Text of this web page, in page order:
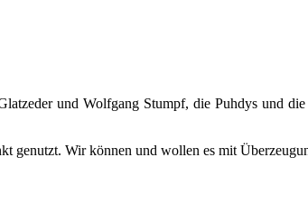
und Wolfgang Stumpf, die Puhdys und
genutzt. Wir können und wollen es mit